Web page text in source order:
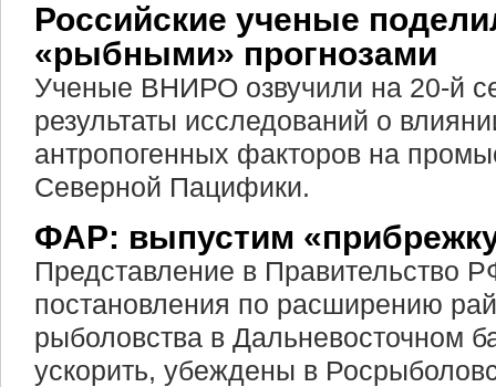
Российские ученые
«рыбными» прогнозами
Ученые ВНИРО озвучили на 20-й
результаты исследований о
антропогенных факторов на
Северной Пацифики.
ФАР: выпустим
Представление в Правительство
постановления по расширению
рыболовства в Дальневосточном
ускорить, убеждены в